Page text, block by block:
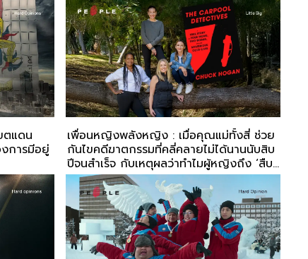
ตแดน
การมีอยู่
เพื่อนหญิงพลังหญิง : เมื่อคุณแม่ทั้งสี่ ช่วย
กันไขคดีฆาตกรรมที่คลี่คลายไม่ได้นานนับสิบ
ปีจนสำเร็จ กับเหตุผลว่าทำไมผู้หญิงถึง ‘สืบ’
เก่ง